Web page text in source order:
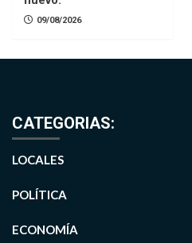
09/08/2026
CATEGORIAS:
LOCALES
POLÍTICA
ECONOMÍA